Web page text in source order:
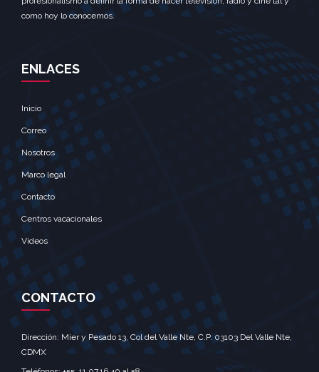
como hoy lo conocemos.
ENLACES
Inicio
Correo
Nosotros
Marco legal
Contacto
Centros vacacionales
Videos
CONTACTO
Dirección: Mier y Pesado 13, Col del Valle Nte, C.P. 03103 Del Valle Nte,
CDMX‎